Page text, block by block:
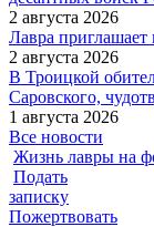
2 августа 2026
Лавра
2 августа 2026
В Троицкой
Саровского,
1 августа 2026
Все новости
Жизнь лавры на
Подать
записку
Пожертвовать